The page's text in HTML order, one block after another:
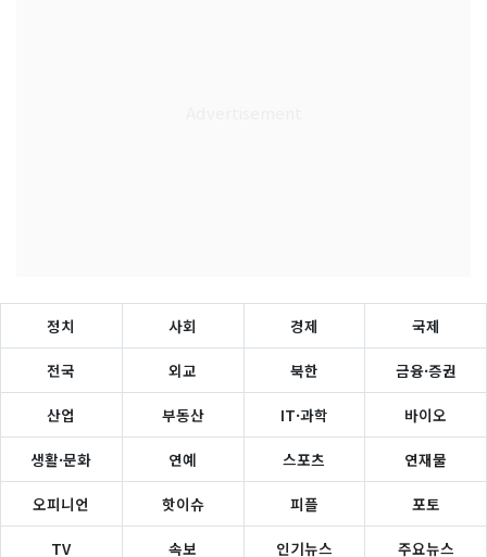
정치 사회 경제 국제
전국 외교 북한 금융·증권
산업 부동산 IT·과학 바이오
생활·문화 연예 스포츠 연재물
오피니언 핫이슈 피플 포토
TV 속보 인기뉴스 주요뉴스